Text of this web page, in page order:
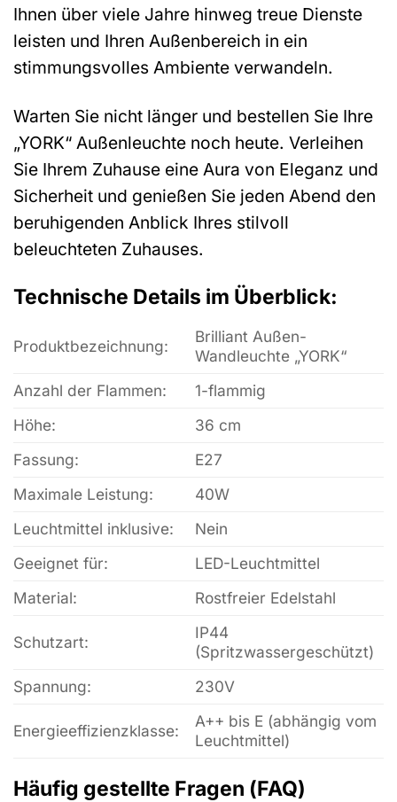
Ihnen über viele Jahre hinweg treue Dienste
leisten und Ihren Außenbereich in ein
stimmungsvolles Ambiente verwandeln.
Warten Sie nicht länger und bestellen Sie Ihre
„YORK“ Außenleuchte noch heute. Verleihen
Sie Ihrem Zuhause eine Aura von Eleganz und
Sicherheit und genießen Sie jeden Abend den
beruhigenden Anblick Ihres stilvoll
beleuchteten Zuhauses.
Technische Details im Überblick:
Produktbezeichnung:
Brilliant Außen-
Wandleuchte „YORK“
Anzahl der Flammen:
1-flammig
Höhe:
36 cm
Fassung:
E27
Maximale Leistung:
40W
Leuchtmittel inklusive:
Nein
Geeignet für:
LED-Leuchtmittel
Material:
Rostfreier Edelstahl
Schutzart:
IP44
(Spritzwassergeschützt)
Spannung:
230V
Energieeffizienzklasse:
A++ bis E (abhängig vom
Leuchtmittel)
Häufig gestellte Fragen (FAQ)